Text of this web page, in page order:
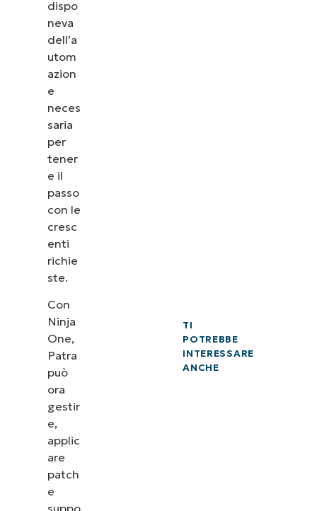
dispo
neva
dell’a
utom
azion
e
neces
saria
per
tener
e il
passo
con le
cresc
enti
richie
ste.
Con
Ninja
One,
Patra
può
ora
gestir
e,
applic
are
patch
e
suppo
TI
POTREBBE
INTERESSARE
ANCHE